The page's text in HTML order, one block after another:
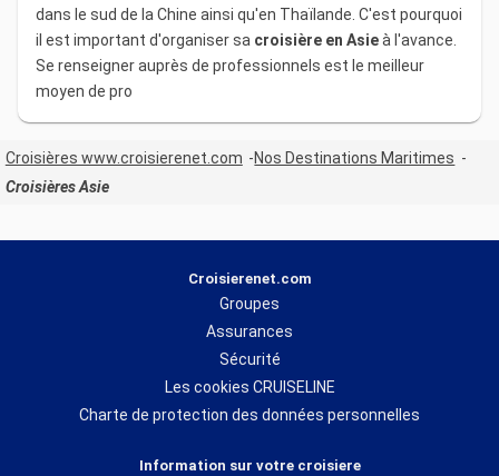
dans le sud de la Chine ainsi qu'en Thaïlande. C'est pourquoi
il est important d'organiser sa croisière en Asieà l'avance.
Se renseigner auprès de professionnels est le meilleur
moyen de pro
Croisières www.croisierenet.com
Nos Destinations Maritimes
Croisières Asie
Croisierenet.com
Groupes
Assurances
Sécurité
Les cookies CRUISELINE
Charte de protection des données personnelles
Information sur votre croisiere